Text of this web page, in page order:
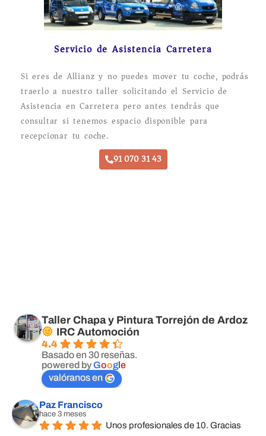
Servicio de Asistencia Carretera
Si eres de Allianz y no puedes mover tu coche, podrás
traerlo a nuestro taller solicitando el Servicio de
Asistencia en Carretera pero antes tendrás que
consultar si tenemos espacio disponible para
recepcionar tu coche.
91 070 31 43
Taller Chapa y Pintura Torrejón de Ardoz
IRC Automoción
4.4
Basado en 30 reseñas.
powered byGoog e
valóranos en
Paz Francisco
hace 3 meses
Unos profesionales de 10. Gracias